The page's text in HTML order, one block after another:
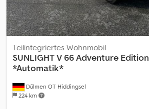
Dülmen OT Hiddingsel
224 km
Teilintegriertes Wohnmobil
SUNLIGHTV 66 Adventure Edition
*Automatik*